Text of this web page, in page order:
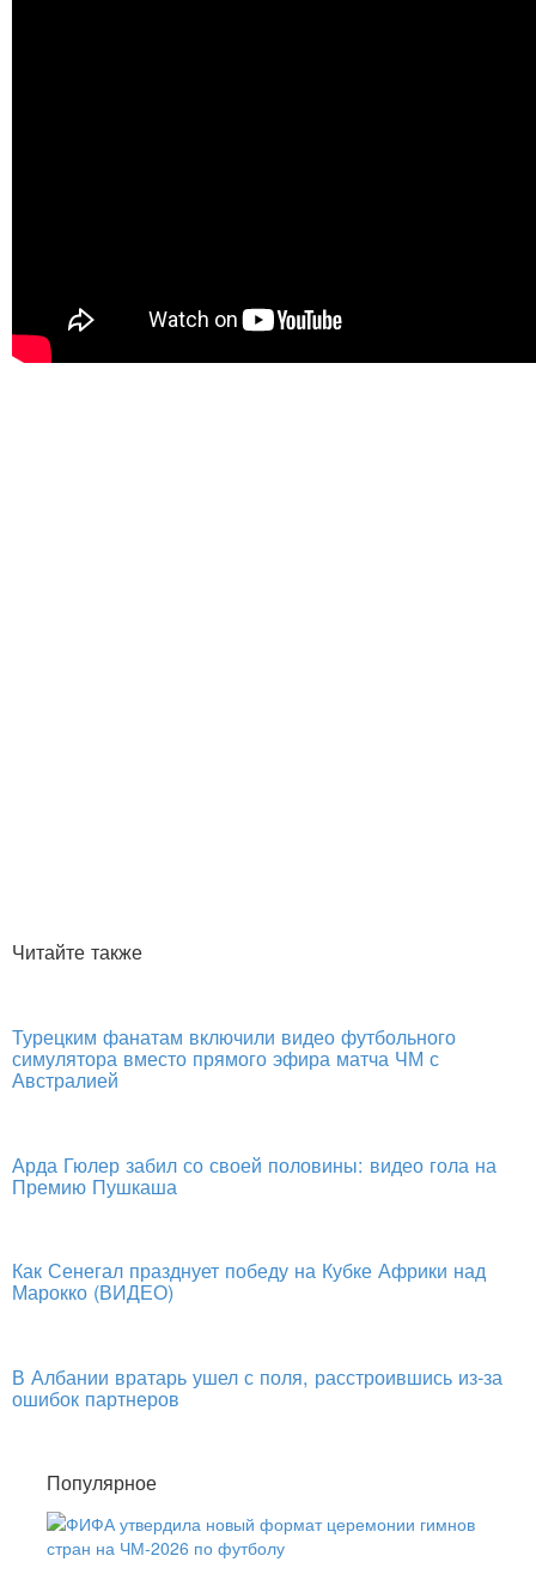
Читайте также
Турецким фанатам включили видео футбольного
симулятора вместо прямого эфира матча ЧМ с
Австралией
Арда Гюлер забил со своей половины: видео гола на
Премию Пушкаша
Как Сенегал празднует победу на Кубке Африки над
Марокко (ВИДЕО)
В Албании вратарь ушел с поля, расстроившись из-за
ошибок партнеров
Популярное